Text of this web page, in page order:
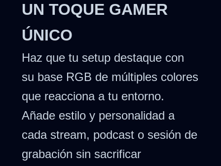
UN TOQUE GAMER
ÚNICO
Haz que tu setup destaque con
su base RGB de múltiples colores
que reacciona a tu entorno.
Añade estilo y personalidad a
cada stream, podcast o sesión de
grabación sin sacrificar